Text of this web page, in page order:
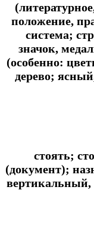
положение,
система;
значок,
(особенно:
дерево;
стоять;
(документ);
вертикальный,